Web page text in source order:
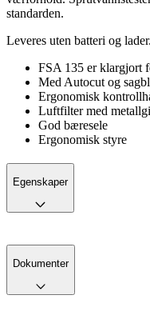
standarden.
Leveres uten batteri og lader.
FSA 135 er klargjort
Med Autocut og
Ergonomisk
Luftfilter med
God bæresele
Ergonomisk styre
Egenskaper
Dokumenter